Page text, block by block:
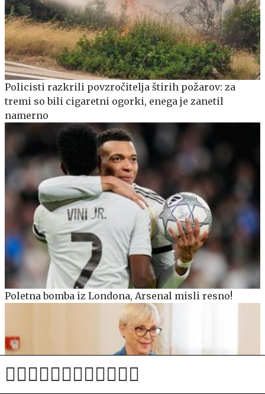
Policisti razkrili povzročitelja štirih požarov: za
tremi so bili cigaretni ogorki, enega je zanetil
namerno
Poletna bomba iz Londona, Arsenal misli resno!